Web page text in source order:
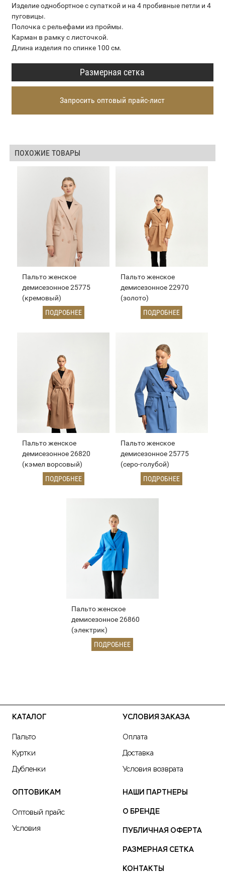
Изделие однобортное с супаткой и на 4 пробивные петли и 4
пуговицы.
Полочка с рельефами из проймы.
Карман в рамку с листочкой.
Длина изделия по спинке 100 см.
Размерная сетка
Запросить оптовый прайс-лист
ПОХОЖИЕ ТОВАРЫ
Пальто женское
демисезонное 25775
(кремовый)
ПОДРОБНЕЕ
Пальто женское
демисезонное 22970
(золото)
ПОДРОБНЕЕ
Пальто женское
демисезонное 26820
(кэмел ворсовый)
ПОДРОБНЕЕ
Пальто женское
демисезонное 25775
(серо-голубой)
ПОДРОБНЕЕ
Пальто женское
демисезонное 26860
(электрик)
ПОДРОБНЕЕ
КАТАЛОГ
Пальто
Куртки
Дубленки
УСЛОВИЯ ЗАКАЗА
Оплата
Доставка
Условия возврата
ОПТОВИКАМ
Оптовый прайс
Условия
НАШИ ПАРТНЕРЫ
О БРЕНДЕ
ПУБЛИЧНАЯ ОФЕРТА
РАЗМЕРНАЯ СЕТКА
КОНТАКТЫ